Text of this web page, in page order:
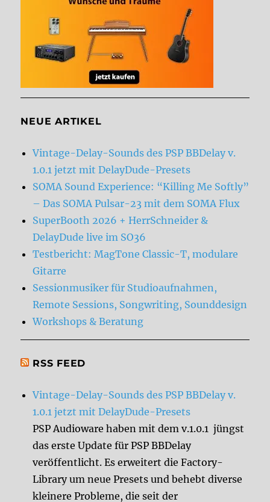
NEUE ARTIKEL
Vintage-Delay-Sounds des PSP BBDelay v.
1.0.1 jetzt mit DelayDude-Presets
SOMA Sound Experience: “Killing Me Softly”
– Das SOMA Pulsar-23 mit dem SOMA Flux
SuperBooth 2026 + HerrSchneider &
DelayDude live im SO36
Testbericht: MagTone Classic-T, modulare
Gitarre
Sessionmusiker für Studioaufnahmen,
Remote Sessions, Songwriting, Sounddesign
Workshops & Beratung
RSS FEED
Vintage-Delay-Sounds des PSP BBDelay v.
1.0.1 jetzt mit DelayDude-Presets
PSP Audioware haben mit dem v.1.0.1 jüngst
das erste Update für PSP BBDelay
veröffentlicht. Es erweitert die Factory-
Library um neue Presets und behebt diverse
kleinere Probleme, die seit der